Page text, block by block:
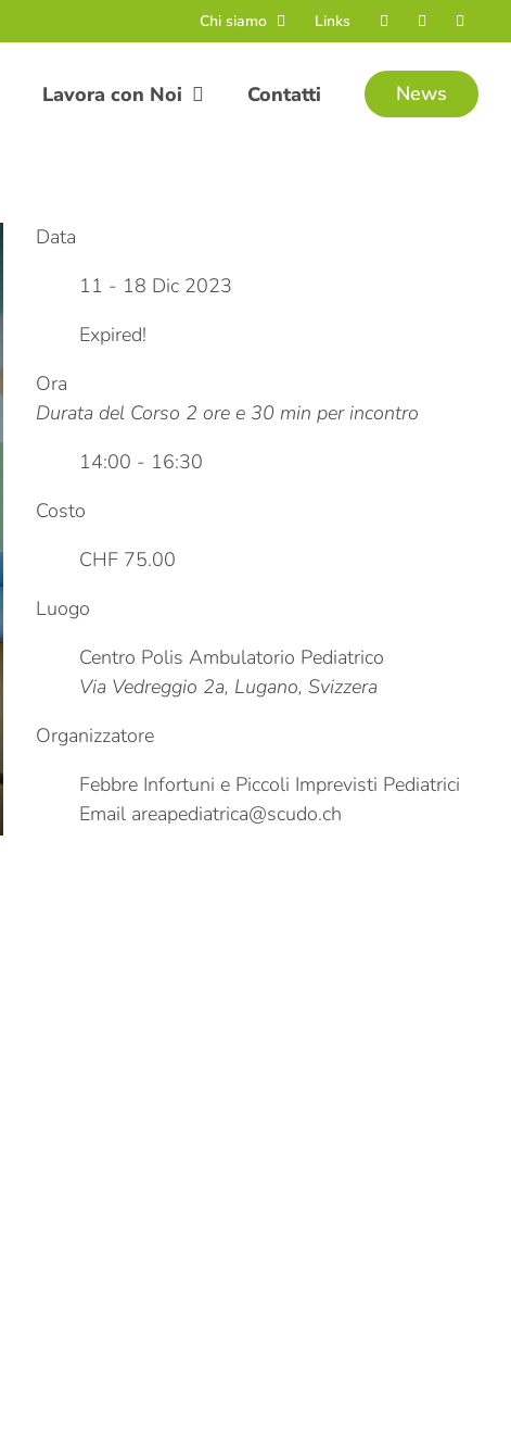
Chi siamo Links
Lavora con Noi Contatti News
Data
11 - 18 Dic 2023
Expired!
Ora
Durata del Corso 2 ore e 30 min per incontro
14:00 - 16:30
Costo
CHF 75.00
Luogo
Centro Polis Ambulatorio Pediatrico
Via Vedreggio 2a, Lugano, Svizzera
Organizzatore
Febbre Infortuni e Piccoli Imprevisti Pediatrici
Email areapediatrica@scudo.ch